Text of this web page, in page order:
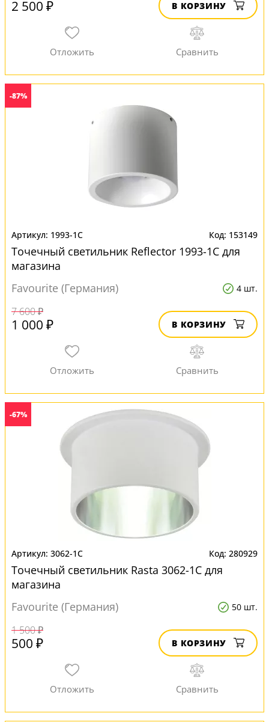
2 500 ₽ В КОРЗИНУ
-87%
1993-1C 153149
Точечный светильник Reflector 1993-1C для
магазина
Favourite (Германия)
4 шт.
7 600 ₽
1 000 ₽ В КОРЗИНУ
-67%
3062-1C 280929
Точечный светильник Rasta 3062-1C для
магазина
Favourite (Германия)
50 шт.
1 500 ₽
500 ₽ В КОРЗИНУ